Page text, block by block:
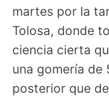
martes por la
Tolosa, donde
ciencia cierta
una gomería de
posterior que